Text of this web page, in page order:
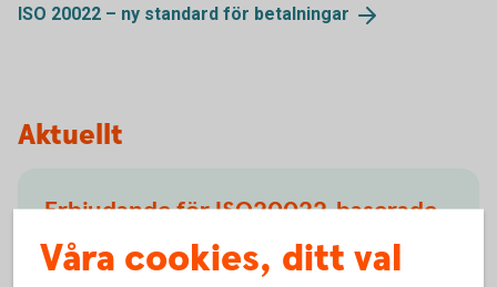
ISO 20022 – ny standard för betalningar
Aktuellt
Erbjudande för ISO20022-baserade
betalningsfiler
Våra cookies, ditt val